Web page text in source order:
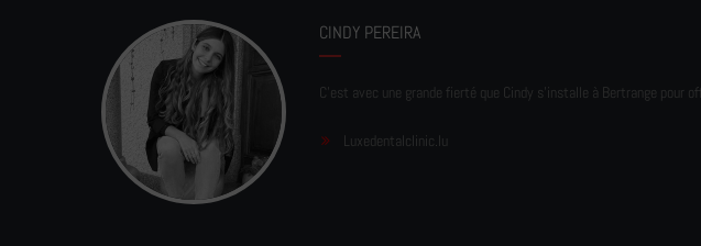
CINDY PEREIRA
C'est avec une grande fierté que Cindy s'installe à Bertrange pour
Luxedentalclinic.lu